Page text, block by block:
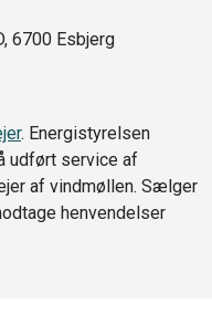
6700 Esbjerg
. Energistyrelsen
udført service af
af vindmøllen. Sælger
henvendelser